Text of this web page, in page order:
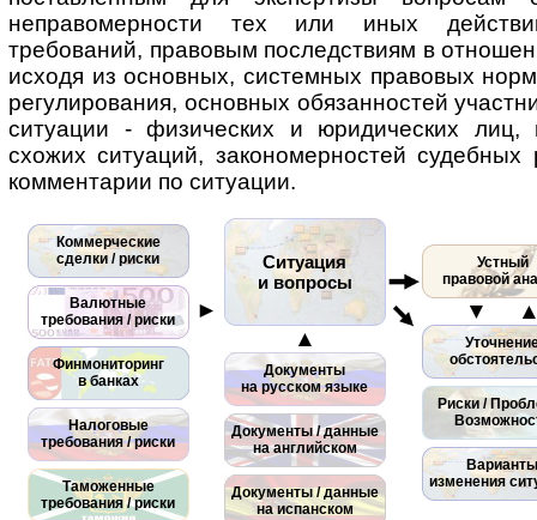
неправомерности тех или иных
требований, правовым последствиям в
исходя из основных, системных правовых
регулирования, основных обязанностей
ситуации - физических и юридических лиц,
схожих ситуаций, закономерностей
комментарии по ситуации.
Коммерческие
сделки / риски
Валютные
требования / риски
Финмониторинг
в банках
Налоговые
требования / риски
Таможенные
требования / риски
►
Ситуация
и вопросы
▲
Документы
на русском языке
Документы / данные
на английском
Документы / данные
на испанском
Устный
правовой
▼
Риски /
Варианты
изменения